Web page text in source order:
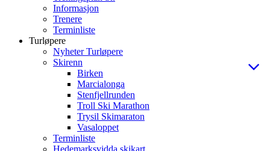
Informasjon
Trenere
Terminliste
Turløpere
Nyheter Turløpere
Skirenn
Birken
Marcialonga
Stenfjellrunden
Troll Ski Marathon
Trysil Skimaraton
Vasaloppet
Terminliste
Hedemarksvidda skikart